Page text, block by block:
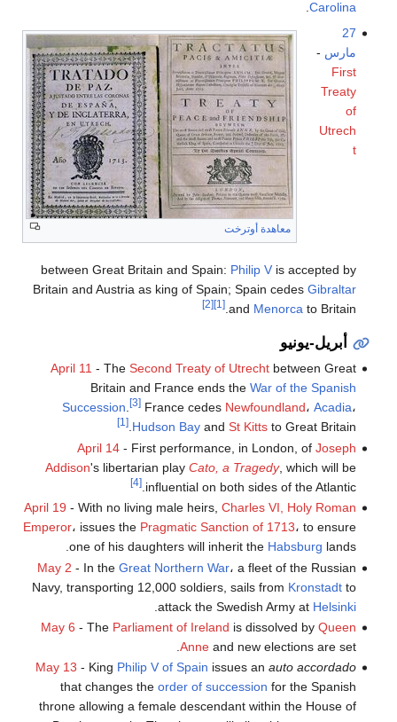
Carolina
معاهدة أوترخت
27
مارس -
First
Treaty
of
Utrech
t
between Great Britain and Spain: Philip Vis accepted by
Britain and Austria as king of Spain; Spain cedes Gibraltar
and Menorca to Britain.
[1]
[2]
أبريل-يونيو
April 11 - The Second Treaty of Utrechtbetween Great
Britain and France ends the War of the Spanish
Succession. [3]France cedes Newfoundland، Acadia،
Hudson Bayand St Kittsto Great Britain.
[1]
April 14- First performance, in London, of Joseph
Addison's libertarian play Cato, a Tragedy, which will be
influential on both sides of the Atlantic.
[4]
April 19 - With no living male heirs, Charles VI, Holy Roman
Emperor، issues the Pragmatic Sanction of 1713، to ensure
one of his daughters will inherit the Habsburg lands.
May 2 - In the Great Northern War، a fleet of the Russian
Navy, transporting 12,000 soldiers, sails from Kronstadtto
attack the Swedish Army at Helsinki
May 6 - The Parliament of Ireland is dissolved by Queen
Anneand new elections are set.
May 13 - King Philip V of Spain issues an auto accordado
that changes the order of succession for the Spanish
throne allowing a female descendant within the House of